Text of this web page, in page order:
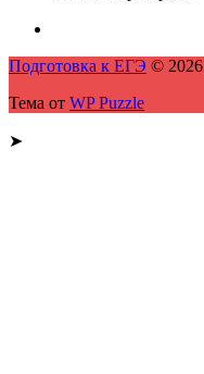
Подготовка к ЕГЭ © 2026
Тема от WP Puzzle
➤